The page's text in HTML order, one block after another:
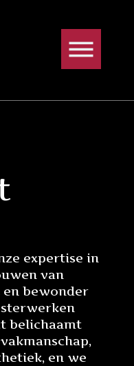
expertise in
van
bewonder
belichaamt
en we